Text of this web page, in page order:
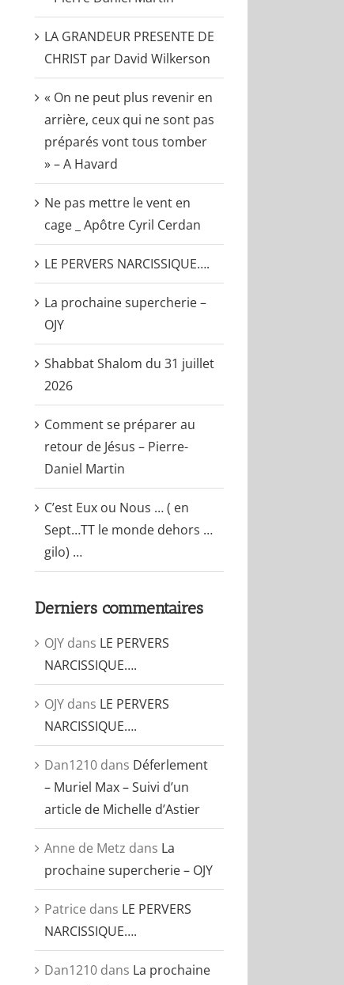
LA GRANDEUR PRESENTE DE
CHRIST par David Wilkerson
« On ne peut plus revenir en
arrière, ceux qui ne sont pas
préparés vont tous tomber
» – A Havard
Ne pas mettre le vent en
cage _ Apôtre Cyril Cerdan
LE PERVERS NARCISSIQUE….
La prochaine supercherie –
OJY
Shabbat Shalom du 31 juillet
2026
Comment se préparer au
retour de Jésus – Pierre-
Daniel Martin
C’est Eux ou Nous … ( en
Sept…TT le monde dehors …
gilo) …
Derniers commentaires
OJYdans LE PERVERS
NARCISSIQUE….
OJYdans LE PERVERS
NARCISSIQUE….
Dan1210dans Déferlement
– Muriel Max – Suivi d’un
article de Michelle d’Astier
Anne de Metz dans La
prochaine supercherie – OJY
Patrice dans LE PERVERS
NARCISSIQUE….
Dan1210dans La prochaine